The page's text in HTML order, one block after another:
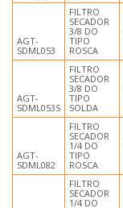
AGT-
SDML053
FILTRO
SECADOR
3/8 DO
TIPO
ROSCA
AGT-
SDML053S
FILTRO
SECADOR
3/8 DO
TIPO
SOLDA
AGT-
SDML082
FILTRO
SECADOR
1/4 DO
TIPO
ROSCA
FILTRO
SECADOR
1/4 DO